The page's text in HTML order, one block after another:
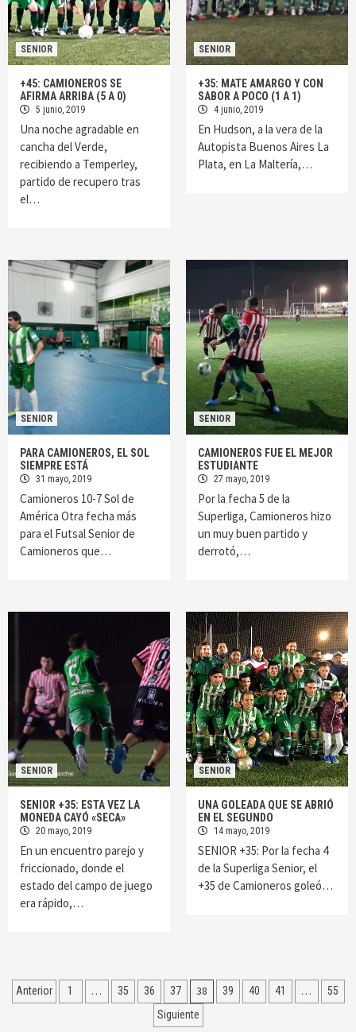
SENIOR
+45: CAMIONEROS SE
AFIRMA ARRIBA (5 A 0)
5 junio, 2019
Una noche agradable en
cancha del Verde,
recibiendo a Temperley,
partido de recupero tras
el…
SENIOR
+35: MATE AMARGO Y CON
SABOR A POCO (1 A 1)
4 junio, 2019
En Hudson, a la vera de la
Autopista Buenos Aires La
Plata, en La Maltería,…
SENIOR
PARA CAMIONEROS, EL SOL
SIEMPRE ESTÁ
31 mayo, 2019
Camioneros 10-7 Sol de
América Otra fecha más
para el Futsal Senior de
Camioneros que…
SENIOR
CAMIONEROS FUE EL MEJOR
ESTUDIANTE
27 mayo, 2019
Por la fecha 5 de la
Superliga, Camioneros hizo
un muy buen partido y
derrotó,…
SENIOR
SENIOR +35: ESTA VEZ LA
MONEDA CAYÓ «SECA»
20 mayo, 2019
En un encuentro parejo y
friccionado, donde el
estado del campo de juego
era rápido,…
SENIOR
UNA GOLEADA QUE SE ABRIÓ
EN EL SEGUNDO
14 mayo, 2019
SENIOR +35: Por la fecha 4
de la Superliga Senior, el
+35 de Camioneros goleó…
Navegación
Anterior 1 … 35 36 37 38 39 40 41 …
55
Siguiente